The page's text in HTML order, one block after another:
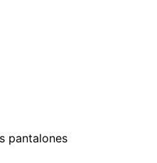
pantalones